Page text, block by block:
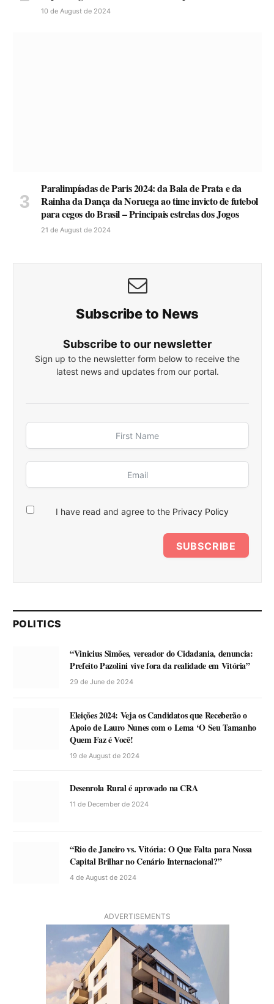
10 de August de 2024
Paralimpíadas de Paris 2024: da Bala de Prata e da
Rainha da Dança da Noruega ao time invicto de futebol
para cegos do Brasil – Principais estrelas dos Jogos
21 de August de 2024
Subscribe to News
Subscribe to our newsletter
Sign up to the newsletter form below to receive the
latest news and updates from our portal.
I have read and agree to the Privacy Policy
SUBSCRIBE
POLITICS
“Vinicius Simões, vereador do Cidadania, denuncia:
Prefeito Pazolini vive fora da realidade em Vitória”
29 de June de 2024
Eleições 2024: Veja os Candidatos que Receberão o
Apoio de Lauro Nunes com o Lema ‘O Seu Tamanho
Quem Faz é Você!
19 de August de 2024
Desenrola Rural é aprovado na CRA
11 de December de 2024
“Rio de Janeiro vs. Vitória: O Que Falta para Nossa
Capital Brilhar no Cenário Internacional?”
4 de August de 2024
ADVERTISEMENTS